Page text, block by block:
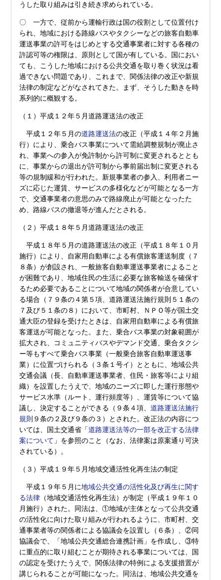
うした取り組みは引き続き求められている。
〇 一方で、従前から運輸行政は国の役割として位置付け
られ、地域における路線バスやタクシーなどの旅客自動車
運送事業の許可をはじめとする交通事業者に対する各種の
許認可等の権限は、原則として国が有している。国におい
ても、こうした地域における公共交通を取り巻く状況は看
過できない問題であり、これまで、関係法律の改正や新規
法律の制定などがなされてきた。まず、そうした動きを時
系列的に概観する。
（１）平成１２年５月道路運送法の改正
平成１２年５月の道路運送法の改正（平成１４年２月施
行）により、乗合バス事業について需給調整規制が廃止さ
れ、事業への参入が免許制から許可制に変更されるととも
に、事業からの退出が許可制から事前届出制に変更される
等の規制緩和が行われた。新規事業者の参入、利用者ニー
ズに応じた運賃、サービスの多様化などが可能となる一方
で、交通事業者の意思のみで路線廃止が可能となったた
め、路線バスの撤退等が進んだとされる。
（２）平成１８年５月道路運送法の改正
平成１８年５月の道路運送法の改正（平成１８年１０月
施行）により、自家用自動車による有償旅客運送制度（７
８条）が創設され、一般旅客自動車運送事業者によること
が困難であり、地域住民の生活に必要な旅客輸送を確保す
るため必要であることについて地域の関係者が合意してい
る場合（７９条の４第５項、道路運送法施行規則５１条の
７及び５１条の８）において、市町村、ＮＰＯ等が国土交
通大臣の登録を受けたときは、自家用自動車による有償旅
客運送が可能となった。また、乗合バス事業の対象範囲が
拡大され、コミュニティバスやデマンド交通、乗合タクシ
ー等もすべて乗合バス事業（一般乗合旅客自動車運送事
業）に位置づけられる（３条１号イ）とともに、地域公共
交通会議（長、自動車運送事業者、住民・旅客等により組
織）を設置したうえで、地域のニーズに即した運行形態や
サービス水準（ルート、運行頻度等）、運賃等について協
議し、決定することができる（９条４項、道路運送法施行
規則 ９条の２及び９条の３）とされた。改正法の内容につ
いては、国土交通省「道路運送法等の一部を改正する法律
案について 」を参照のこと（なお、法律案は原案通り可決
されている）。
（３）平成１９年５月地域交通活性化再生法の制定
平成１９年５月に地域公共交通の活性化及び再生に関す
る法律 （地域交通活性化再生法）が制定（平成１９年１０
月施行）された。同法は、①地域が主体となって公共交通
の活性化に向けた取り組みが行われるように、市町村、交
通事業者等の関係者による協議会を設置し（６条）、②同
協議会で、「地域公共交通総合連携計画」を作成し、③特
に重点的に取り組むことが期待される事業については、国
の認定を受けたうえで、関係法律の特例による支援措置が
講じられることが可能になった。同法は、地域公共交通を